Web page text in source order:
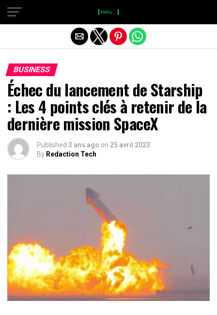
BUSINESS
Échec du lancement de Starship
: Les 4 points clés à retenir de la
dernière mission SpaceX
Published 3 ans ago on 25 avril 2023
By Redaction Tech